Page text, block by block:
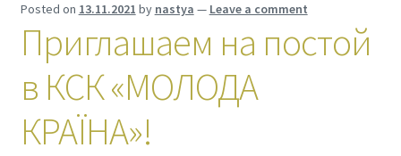
Posted on 13.11.2021 by nastya — Leave a comment
Приглашаем на постой
в КСК «МОЛОДА
КРАЇНА»!